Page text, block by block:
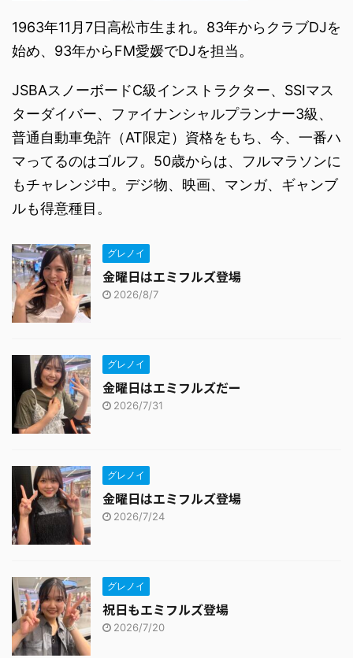
1963年11月7日高松市生まれ。83年からクラブDJを
始め、93年からFM愛媛でDJを担当。
JSBAスノーボードC級インストラクター、SSIマス
ターダイバー、ファイナンシャルプランナー3級、
普通自動車免許（AT限定）資格をもち、今、一番ハ
マってるのはゴルフ。50歳からは、フルマラソンに
もチャレンジ中。デジ物、映画、マンガ、ギャンブ
ルも得意種目。
グレノイ
金曜日はエミフルズ登場
2026/8/7
グレノイ
金曜日はエミフルズだー
2026/7/31
グレノイ
金曜日はエミフルズ登場
2026/7/24
グレノイ
祝日もエミフルズ登場
2026/7/20